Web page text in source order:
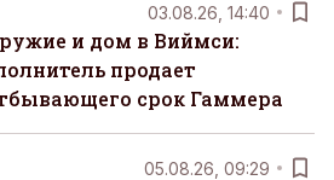
03.08.26, 14:40
и дом в Виймси:
продает
срок Гаммера
05.08.26, 09:29